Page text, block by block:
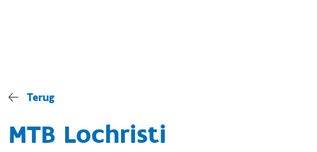
Terug
MTB Lochristi